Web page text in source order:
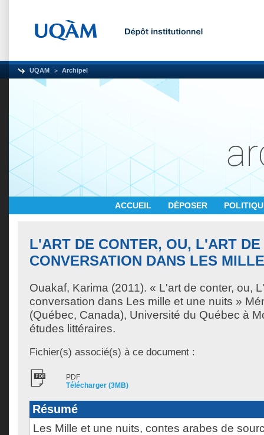
UQAM Archipel
ACCUEIL DÉPOSER
L'ART DE CONTER, OU, L'ART
CONVERSATION DANS LES
Ouakaf, Karima (2011). « L'art de conter, ou,
conversation dans Les mille et une nuits »
(Québec, Canada), Université du Québec à
études littéraires.
Fichier(s) associé(s) à ce document :
PDF
Télécharger (3MB)
Résumé
Les Mille et une nuits, contes arabes de